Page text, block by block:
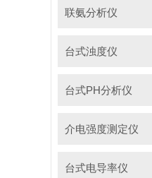
联氨分析仪
台式浊度仪
台式PH分析仪
介电强度测定仪
台式电导率仪